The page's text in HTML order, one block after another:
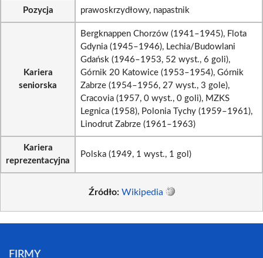
Pozycja prawoskrzydłowy, napastnik
Kariera
seniorska
Bergknappen Chorzów (1941–1945), Flota
Gdynia (1945–1946), Lechia/Budowlani
Gdańsk (1946–1953, 52 wyst., 6 goli),
Górnik 20 Katowice (1953–1954), Górnik
Zabrze (1954–1956, 27 wyst., 3 gole),
Cracovia (1957, 0 wyst., 0 goli), MZKS
Legnica (1958), Polonia Tychy (1959–1961),
Linodrut Zabrze (1961–1963)
Kariera
reprezentacyjna
Polska (1949, 1 wyst., 1 gol)
Źródło: Wikipedia
FIRMY